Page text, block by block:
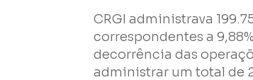
CRGI administrava
correspondentes a
decorrência das
administrar um total de